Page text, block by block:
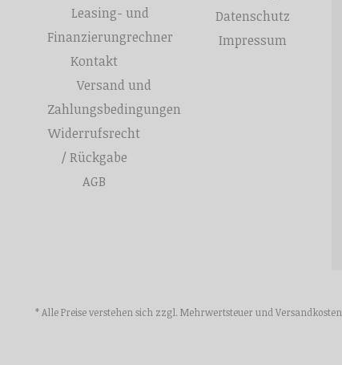
Leasing- und
Finanzierungrechner
Kontakt
Versand und
Zahlungsbedingungen
Widerrufsrecht
/ Rückgabe
AGB
Datenschutz
Impressum
* Alle Preise verstehen sich zzgl. Mehrwertsteuer und Versandkosten